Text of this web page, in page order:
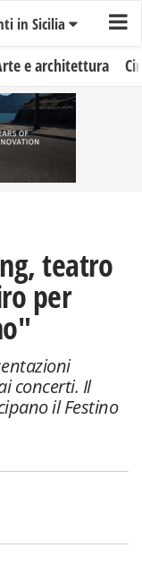
in Sicilia
e architettura
teatro
per
concerti. Il
il Festino